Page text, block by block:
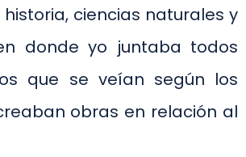
ciencias naturales y
donde yo juntaba todos
que se veían según los
obras en relación al